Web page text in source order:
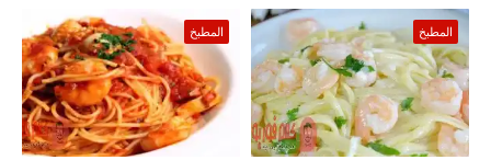
المطبخ المطبخ